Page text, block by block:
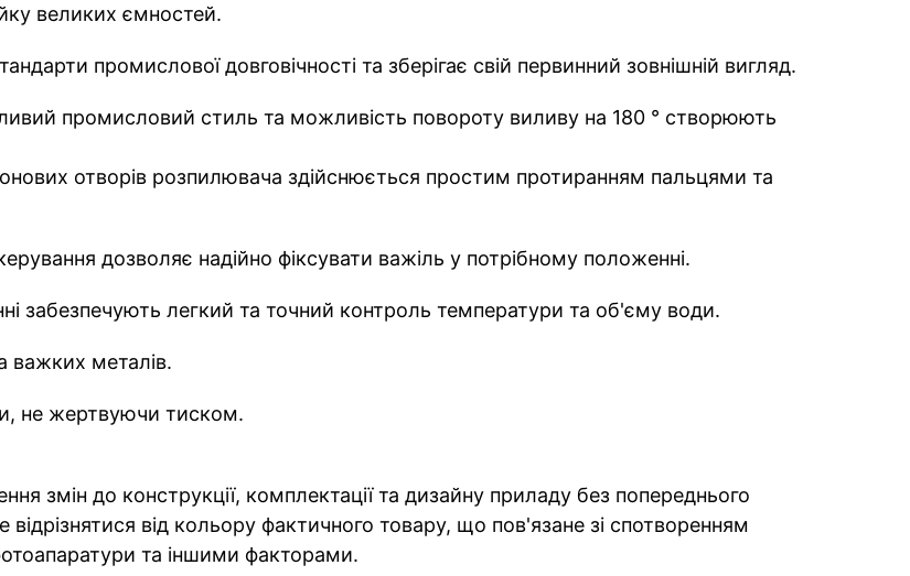
великих ємностей.
промислової довговічності та зберігає свій первинний зовнішній вигляд.
промисловий стиль та можливість повороту виливу на 180 ° створюють
отворів розпилювача здійснюється простим протиранням пальцями та
дозволяє надійно фіксувати важіль у потрібному положенні.
забезпечують легкий та точний контроль температури та об'єму води.
важких металів.
не жертвуючи тиском.
змін до конструкції, комплектації та дизайну приладу без попереднього
від кольору фактичного товару, що пов'язане зі спотворенням
та іншими факторами.